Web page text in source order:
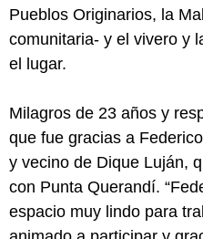
Pueblos Originarios, la
comunitaria- y el vivero y
el lugar.
Milagros de 23 años y
que fue gracias a
y vecino de Dique Luján,
con Punta Querandí.
espacio muy lindo para